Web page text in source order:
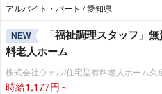
アルバイト・パート / 愛知県
NEW
「福祉調理スタッフ」
料老人ホーム
株式会社ウェル/住宅型有料老人ホーム久
時給1,177円～